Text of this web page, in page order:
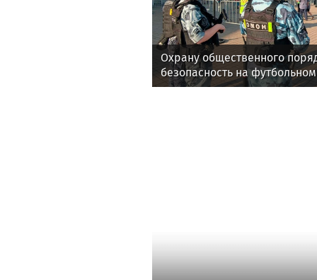
Охрану общественного
безопасность на
обеспечила Росгвардия